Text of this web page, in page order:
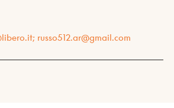
russo512.ar@gmail.com